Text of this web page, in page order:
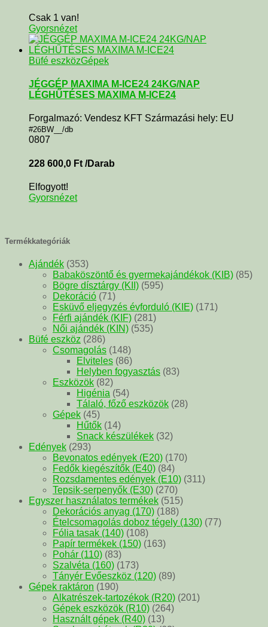
Csak 1 van!
Gyorsnézet
Büfé eszközGépek
JÉGGÉP MAXIMA M-ICE24 24KG/NAP
LÉGHŰTÉSES MAXIMA M-ICE24
Forgalmazó: Vendesz KFT Származási hely: EU
#26BW__/db
0807
228 600,0 Ft /Darab
Elfogyott!
Gyorsnézet
Termékkategóriák
Ajándék (353)
Babaköszöntő és gyermekajándékok (KIB) (85)
Bögre dísztárgy (KII) (595)
Dekoráció (71)
Esküvő eljegyzés évforduló (KIE) (171)
Férfi ajándék (KIF) (281)
Női ajándék (KIN) (535)
Büfé eszköz (286)
Csomagolás (148)
Elviteles (86)
Helyben fogyasztás (83)
Eszközök (82)
Higénia (54)
Tálaló, főző eszközök (28)
Gépek (45)
Hűtők (14)
Snack készülékek (32)
Edények (293)
Bevonatos edények (E20) (170)
Fedők kiegészítők (E40) (84)
Rozsdamentes edények (E10) (311)
Tepsik-serpenyők (E30) (270)
Egyszer használatos termékek (515)
Dekorációs anyag (170) (188)
Ételcsomagolás doboz tégely (130) (77)
Fólia tasak (140) (108)
Papír termékek (150) (163)
Pohár (110) (83)
Szalvéta (160) (173)
Tányér Evőeszköz (120) (89)
Gépek raktáron (190)
Alkatrészek-tartozékok (R20) (201)
Gépek eszközök (R10) (264)
Használt gépek (R40) (13)